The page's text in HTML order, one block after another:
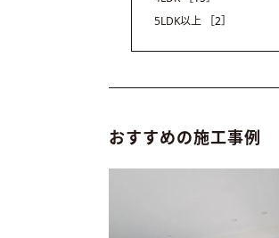
5LDK以上
［2］
おすすめの施工事例